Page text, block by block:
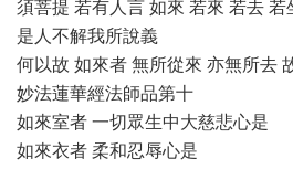
須菩提 若有人言 如來 若來 若去 若
是人不解我所說義
何以故 如來者 無所從來 亦無所去
妙法蓮華經法師品第十
如來室者 一切眾生中大慈悲心是
如來衣者 柔和忍辱心是